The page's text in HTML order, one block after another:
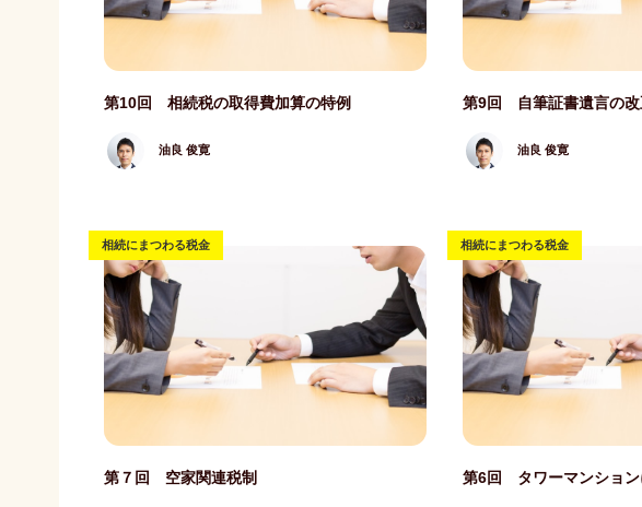
第10回 相続税の取得費加算の特例
油良 俊寛
第9回 自筆証書遺言の改
油良 俊寛
相続にまつわる税金
第７回 空家関連税制
相続にまつわる税金
第6回 タワーマンション